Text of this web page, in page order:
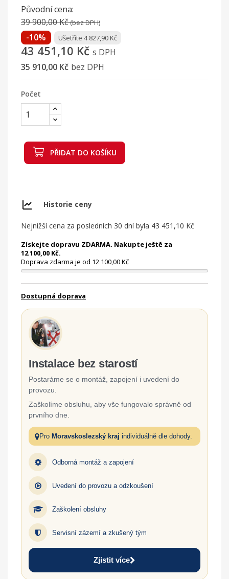
Původní cena:
39 900,00 Kč(bez DPH)
-10% Ušetříte 4 827,90 Kč
43 451,10 Kč s DPH
35 910,00 Kč bez DPH
Počet
PŘIDAT DO KOŠÍKU
Historie ceny
Nejnižší cena za posledních 30 dní byla 43 451,10 Kč
Získejte dopravu ZDARMA. Nakupte ještě za
12 100,00 Kč.
Doprava zdarma je od 12 100,00 Kč
Dostupná doprava
Instalace bez starostí
Postaráme se o montáž, zapojení i uvedení do
provozu.
Zaškolíme obsluhu, aby vše fungovalo správně od
prvního dne.
Pro Moravskoslezský kraj individuálně dle dohody.
Odborná montáž a zapojení
Uvedení do provozu a odzkoušení
Zaškolení obsluhy
Servisní zázemí a zkušený tým
Zjistit více